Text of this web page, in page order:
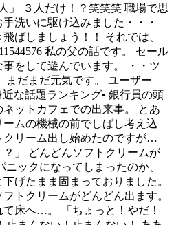
」 ３人だけ！？笑笑笑 職場で思
洗いに駆け込みました・・・
ばしましょう！！ それでは、
私の父の話です。 セール
をして遊んでいます。 ・・ツ
まだまだ元気です。 ユーザー
近な話題ランキング• 銀行員の頭
ットカフェでの出来事。 とあ
ムの機械の前でしばし考え込
クリーム出し始めたのですが…
？」 どんどんソフトクリームが
ックになってしまったのか、
げたまま固まっておりました。
トクリームがどんどん出ます。
床へ…。 「ちょっと！やだ！